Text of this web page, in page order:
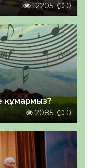
12205 0
құмармыз?
2085 0